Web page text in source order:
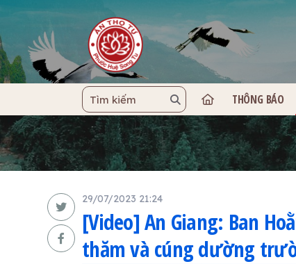
THÔNG BÁO
29/07/2023 21:24
[Video] An Giang: Ban
thăm và cúng dường